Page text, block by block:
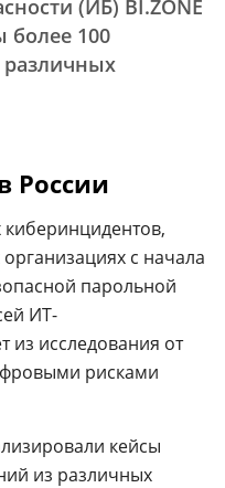
(ИБ) BI.ZONE
более 100
различных
России
организациях с начала
парольной
ИТ-
из исследования от
рисками
кейсы
из различных